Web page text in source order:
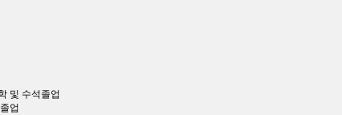
및 수석졸업
업